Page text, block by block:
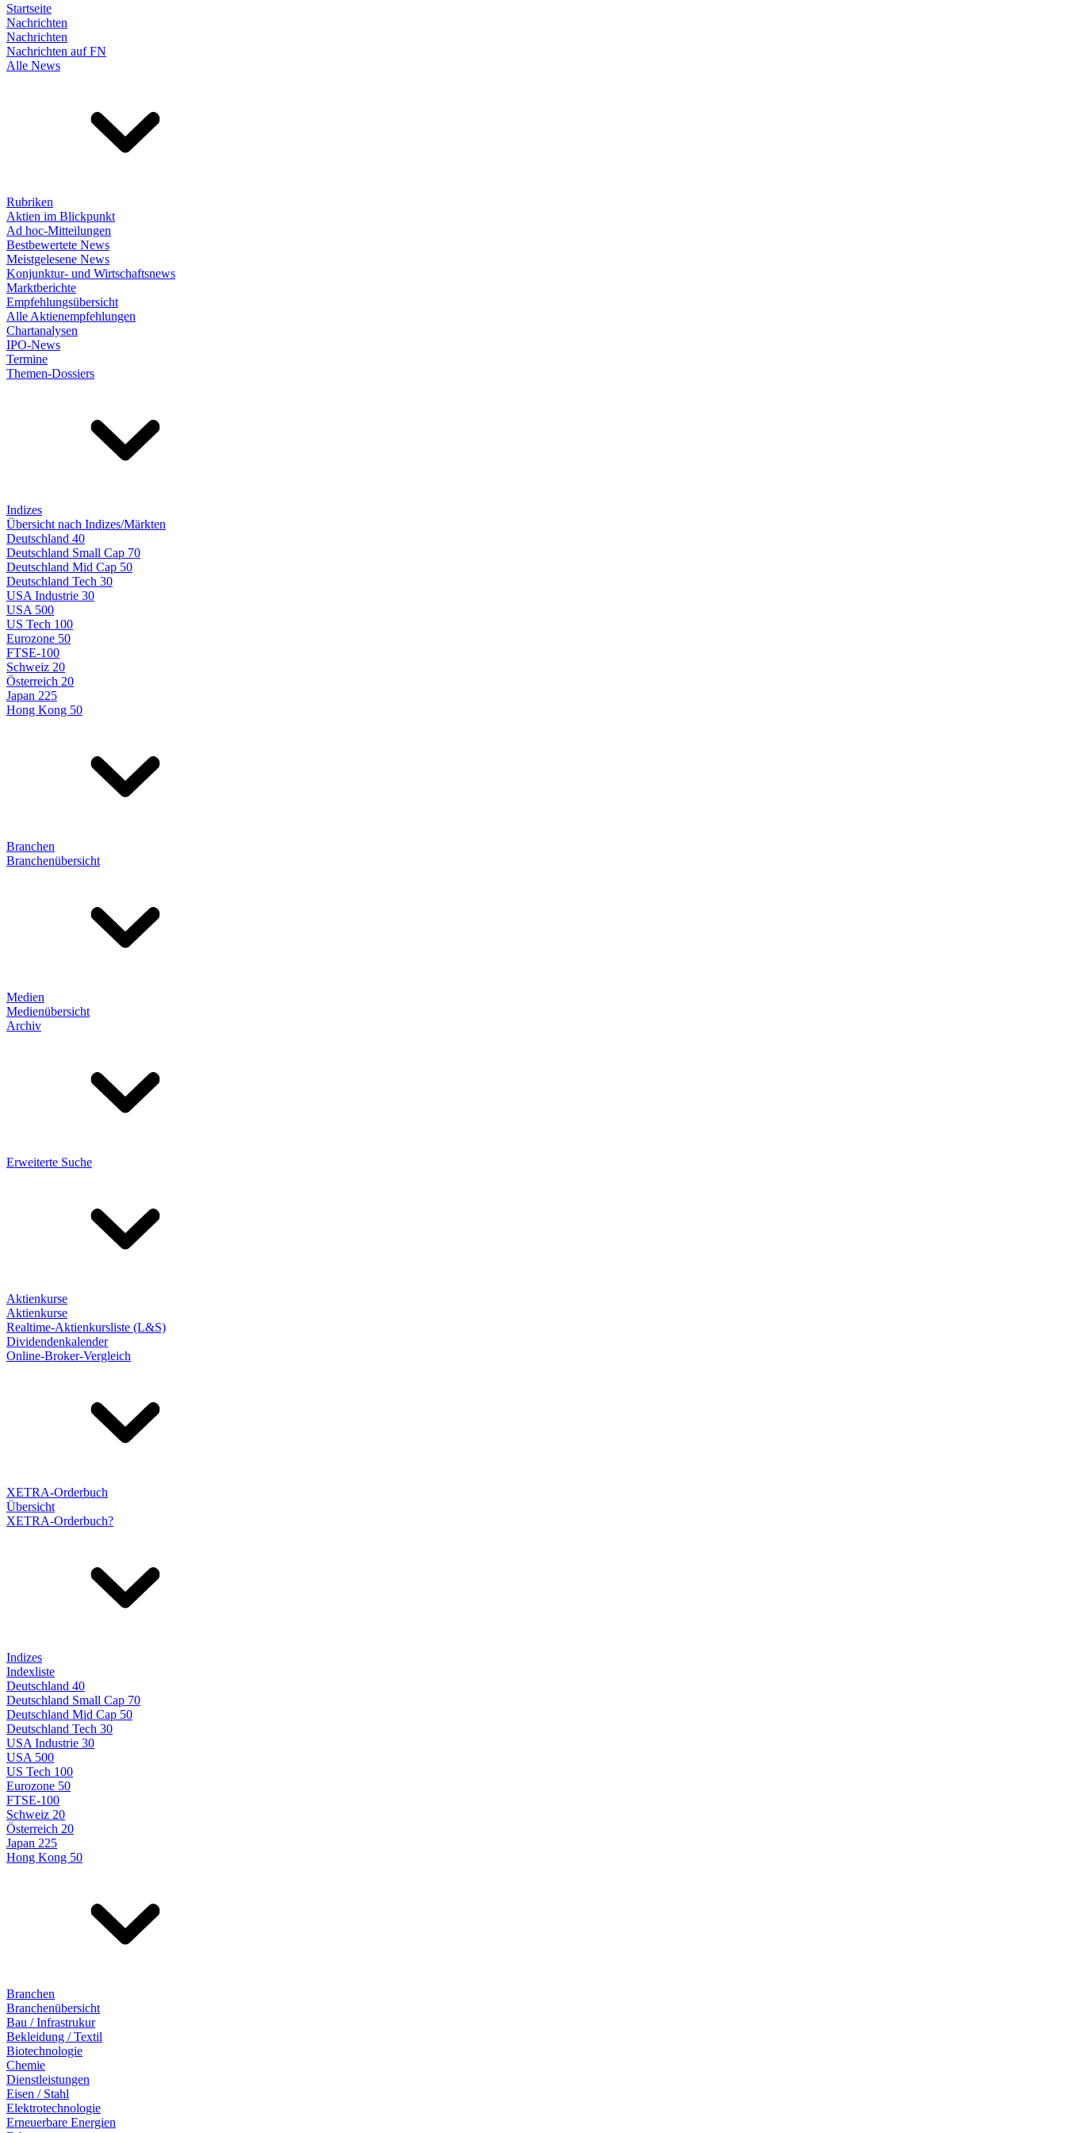
Startseite
Nachrichten
Nachrichten
Nachrichten auf FN
Alle News
Rubriken
Aktien im Blickpunkt
Ad hoc-Mitteilungen
Bestbewertete News
Meistgelesene News
Konjunktur- und Wirtschaftsnews
Marktberichte
Empfehlungsübersicht
Alle Aktienempfehlungen
Chartanalysen
IPO-News
Termine
Themen-Dossiers
Indizes
Übersicht nach Indizes/Märkten
Deutschland 40
Deutschland Small Cap 70
Deutschland Mid Cap 50
Deutschland Tech 30
USA Industrie 30
USA 500
US Tech 100
Eurozone 50
FTSE-100
Schweiz 20
Österreich 20
Japan 225
Hong Kong 50
Branchen
Branchenübersicht
Medien
Medienübersicht
Archiv
Erweiterte Suche
Aktienkurse
Aktienkurse
Realtime-Aktienkursliste (L&S)
Dividendenkalender
Online-Broker-Vergleich
XETRA-Orderbuch
Übersicht
XETRA-Orderbuch?
Indizes
Indexliste
Deutschland 40
Deutschland Small Cap 70
Deutschland Mid Cap 50
Deutschland Tech 30
USA Industrie 30
USA 500
US Tech 100
Eurozone 50
FTSE-100
Schweiz 20
Österreich 20
Japan 225
Hong Kong 50
Branchen
Branchenübersicht
Bau / Infrastrukur
Bekleidung / Textil
Biotechnologie
Chemie
Dienstleistungen
Eisen / Stahl
Elektrotechnologie
Erneuerbare Energien